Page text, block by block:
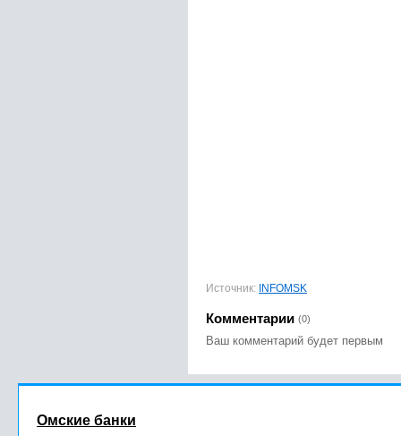
Источник: INFOMSK
Комментарии (0)
Ваш комментарий будет первым
Омские банки